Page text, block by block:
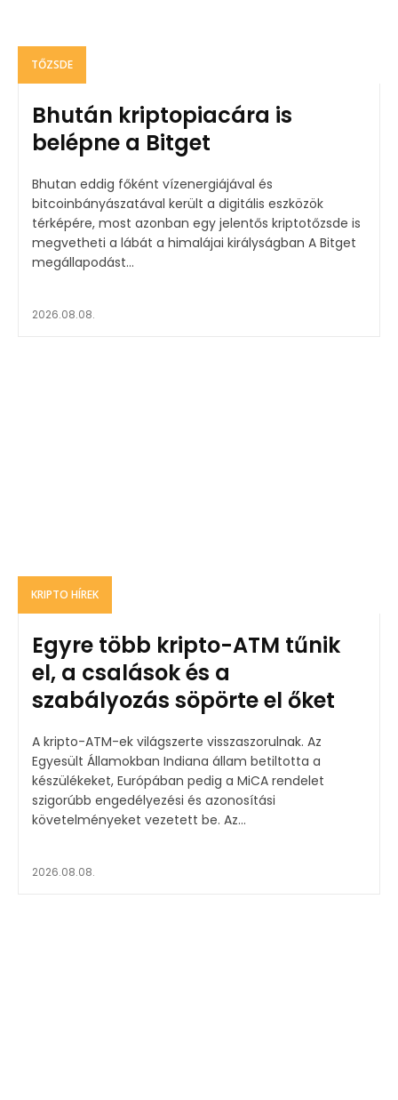
TŐZSDE
Bhután kriptopiacára is
belépne a Bitget
Bhutan eddig főként vízenergiájával és
bitcoinbányászatával került a digitális eszközök
térképére, most azonban egy jelentős kriptotőzsde is
megvetheti a lábát a himalájai királyságban A Bitget
megállapodást...
2026.08.08.
KRIPTO HÍREK
Egyre több kripto-ATM tűnik
el, a csalások és a
szabályozás söpörte el őket
A kripto-ATM-ek világszerte visszaszorulnak. Az
Egyesült Államokban Indiana állam betiltotta a
készülékeket, Európában pedig a MiCA rendelet
szigorúbb engedélyezési és azonosítási
követelményeket vezetett be. Az...
2026.08.08.